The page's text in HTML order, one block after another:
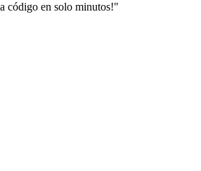
código en solo minutos!"